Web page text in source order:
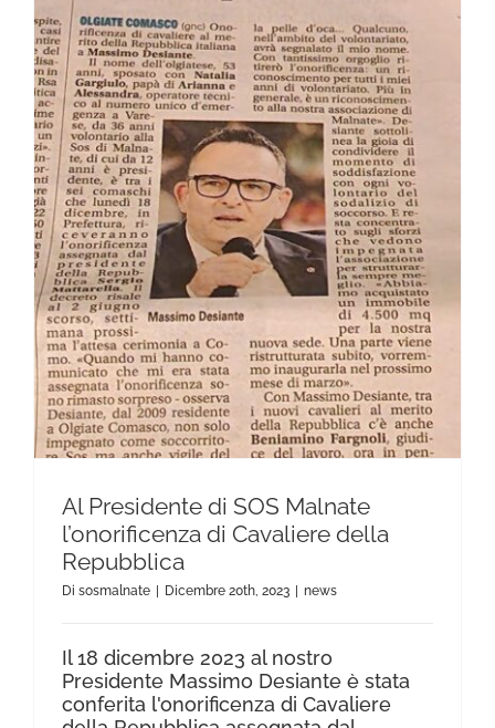
CONTATTI
Al Presidente di SOS Malnate
l’onorificenza di Cavaliere della
Repubblica
Di sosmalnate | Dicembre 20th, 2023 | news
Il 18 dicembre 2023 al nostro
Presidente Massimo Desiante è stata
conferita l'onorificenza di Cavaliere